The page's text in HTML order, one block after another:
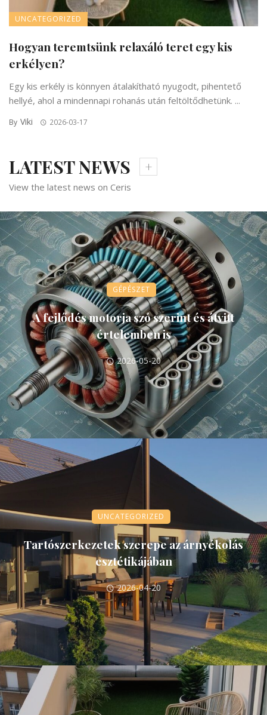
UNCATEGORIZED
Hogyan teremtsünk relaxáló teret egy kis
erkélyen?
Egy kis erkély is könnyen átalakítható nyugodt, pihentető
hellyé, ahol a mindennapi rohanás után feltöltődhetünk. ...
By Viki 2026-03-17
LATEST NEWS
View the latest news on Ceris
GÉPÉSZET
A fejlődés motorja szó szerint és átvitt
értelemben is
2026-05-20
UNCATEGORIZED
Tartószerkezetek szerepe az árnyékolás
esztétikájában
2026-04-20